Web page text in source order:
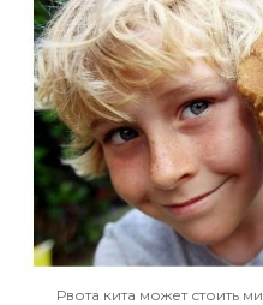
Рвота кита может стоить